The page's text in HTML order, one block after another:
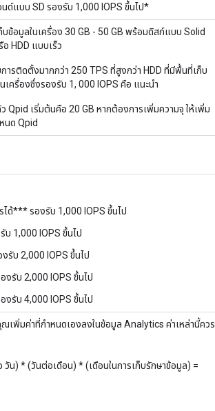
นด์แบบ SD รองรับ 1,000 IOPS ขึ้นไป*
ข้อมูลในเครื่อง 30 GB - 50 GB พร้อมดิสก์แบบ Solid
อ HDD แบบเร็ว
ารติดตั้งมากกว่า 250 TPS ที่สูงกว่า HDD ที่มีพื้นที่เก็บ
เครื่องซึ่งรองรับ 1, 000 IOPS คือ แนะนำ
Qpid เริ่มต้นคือ 20 GB หากต้องการเพิ่มความจุ ให้เพิ่ม
นด Qpid
ด้*** รองรับ 1,000 IOPS ขึ้นไป
1,000 IOPS ขึ้นไป
รับ 2,000 IOPS ขึ้นไป
งรับ 2,000 IOPS ขึ้นไป
งรับ 4,000 IOPS ขึ้นไป
เพิ่มค่าที่กำหนดเองลงในข้อมูล Analytics ค่าเหล่านี้ควร
น) * (วันต่อเดือน) * (เดือนในการเก็บรักษาข้อมูล) =